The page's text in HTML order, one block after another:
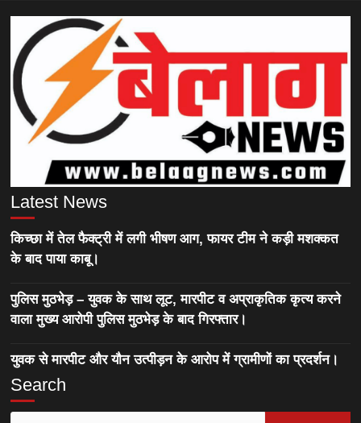
Latest News
किच्छा में तेल फैक्ट्री में लगी भीषण आग, फायर टीम ने कड़ी मशक्कत
के बाद पाया काबू।
पुलिस मुठभेड़ – युवक के साथ लूट, मारपीट व अप्राकृतिक कृत्य करने
वाला मुख्य आरोपी पुलिस मुठभेड़ के बाद गिरफ्तार।
युवक से मारपीट और यौन उत्पीड़न के आरोप में ग्रामीणों का प्रदर्शन।
Search